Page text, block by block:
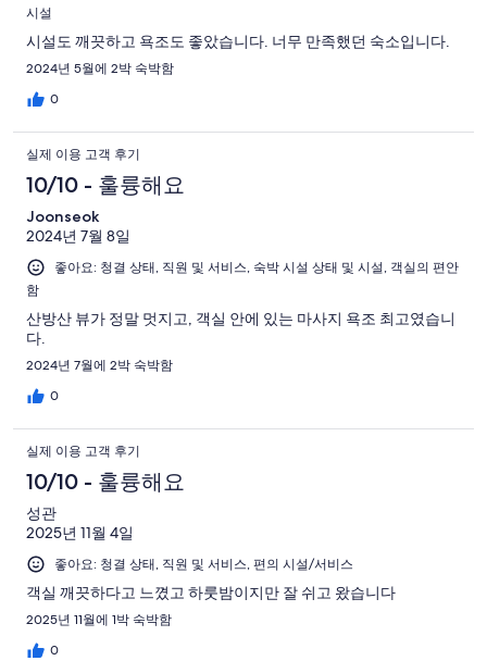
시설
시설도 깨끗하고 욕조도 좋았습니다. 너무 만족했던 숙소입니다.
2024년 5월에 2박 숙박함
0
실제 이용 고객 후기
10/10 - 훌륭해요
Joonseok
2024년 7월 8일
좋아요: 청결 상태, 직원 및 서비스, 숙박 시설 상태 및 시설, 객실의 편안
함
산방산 뷰가 정말 멋지고, 객실 안에 있는 마사지 욕조 최고였습니
다.
2024년 7월에 2박 숙박함
0
실제 이용 고객 후기
10/10 - 훌륭해요
성관
2025년 11월 4일
좋아요: 청결 상태, 직원 및 서비스, 편의 시설/서비스
객실 깨끗하다고 느꼈고 하룻밤이지만 잘 쉬고 왔습니다
2025년 11월에 1박 숙박함
0